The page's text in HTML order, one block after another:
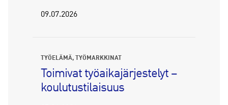
09.07.2026
TYÖELÄMÄ TYÖMARKKINAT
Toimivat työaikajärjestelyt –
koulutustilaisuus